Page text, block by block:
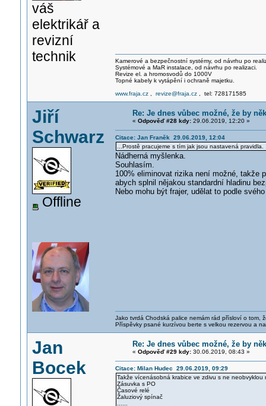
váš
elektrikář a
revizní
technik
Kamerové a bezpečnostní systémy, od návrhu po
Systémové a MaR instalace, od návrhu po realizaci.
Revize el. a hromosvodů do 1000V
Topné kabely k vytápění i ochraně majetku.
www.fraja.cz, revize@fraja.cz, tel: 728171585
Jiří
Schwarz
Offline
Re: Je dnes vůbec možné, že by
« Odpověď #28 kdy:29.06.2019, 12:20 »
Citace: Jan Franěk 29.06.2019, 12:04
...Prostě pracujeme s tím jak jsou nastavená
Nádherná myšlenka.
Souhlasím.
100% eliminovat rizika není možné, takže
abych splnil nějakou standardní hladinu
Nebo mohu být frajer, udělat to podle
Jako tvrdá Chodská palice nemám rád přísloví o tom,
Příspěvky psané kurzívou berte s velkou rezervou a
Jan
Bocek
Re: Je dnes vůbec možné, že by
« Odpověď #29 kdy:30.06.2019, 08:43 »
Citace: Milan Hudec 29.06.2019, 09:29
Takže vícenásobná krabice ve zdivu s ne neobvyklou
Zásuvka s PO
Časové relé
Žaluziový spínač